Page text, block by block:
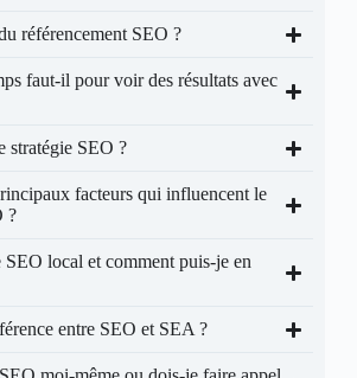
référencement SEO ?
faut-il pour voir des résultats avec
stratégie SEO ?
facteurs qui influencent le
?
SEO local et comment puis-je en
entre SEO et SEA ?